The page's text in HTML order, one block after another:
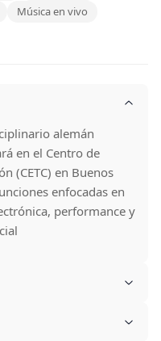
Música en vivo
alemán
en el Centro de
(CETC) en Buenos
enfocadas en
performance y